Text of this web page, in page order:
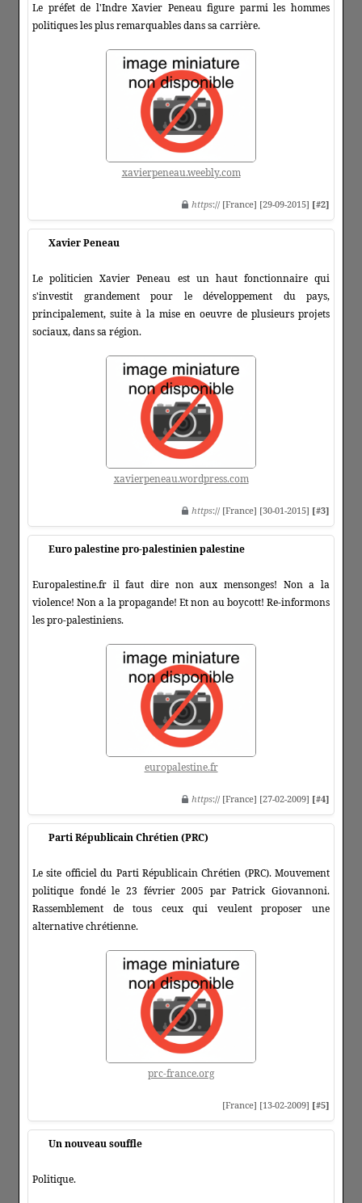
Le préfet de l'Indre Xavier Peneau figure parmi les hommes
politiques les plus remarquables dans sa carrière.
xavierpeneau.weebly.com
https:// [France] [29-09-2015] [#2]
Xavier Peneau
Le politicien Xavier Peneau est un haut fonctionnaire qui
s'investit grandement pour le développement du pays,
principalement, suite à la mise en oeuvre de plusieurs projets
sociaux, dans sa région.
xavierpeneau.wordpress.com
https:// [France] [30-01-2015] [#3]
Euro palestine pro-palestinien palestine
Europalestine.fr il faut dire non aux mensonges! Non a la
violence! Non a la propagande! Et non au boycott! Re-informons
les pro-palestiniens.
europalestine.fr
https:// [France] [27-02-2009] [#4]
Parti Républicain Chrétien (PRC)
Le site officiel du Parti Républicain Chrétien (PRC). Mouvement
politique fondé le 23 février 2005 par Patrick Giovannoni.
Rassemblement de tous ceux qui veulent proposer une
alternative chrétienne.
prc-france.org
[France] [13-02-2009] [#5]
Un nouveau souffle
Politique.